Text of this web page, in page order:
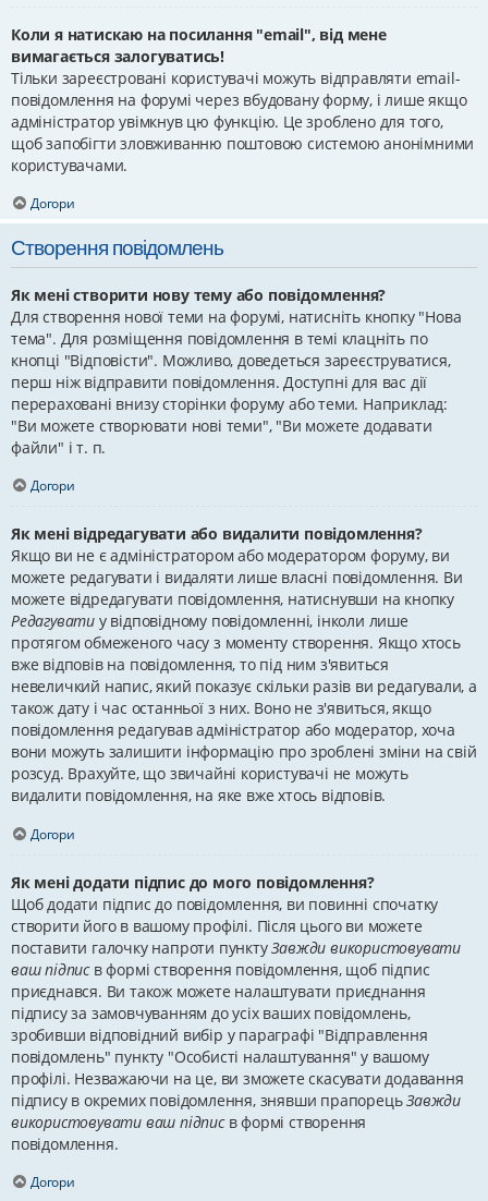
Коли я натискаю на посилання "email", від мене
вимагається залогуватись!
Тільки зареєстровані користувачі можуть відправляти email-
повідомлення на форумі через вбудовану форму, і лише якщо
адміністратор увімкнув цю функцію. Це зроблено для того,
щоб запобігти зловживанню поштовою системою анонімними
користувачами.
Догори
Створення повідомлень
Як мені створити нову тему або повідомлення?
Для створення нової теми на форумі, натисніть кнопку "Нова
тема". Для розміщення повідомлення в темі клацніть по
кнопці "Відповісти". Можливо, доведеться зареєструватися,
перш ніж відправити повідомлення. Доступні для вас дії
перераховані внизу сторінки форуму або теми. Наприклад:
"Ви можете створювати нові теми", "Ви можете додавати
файли" і т. п.
Догори
Як мені відредагувати або видалити повідомлення?
Якщо ви не є адміністратором або модератором форуму, ви
можете редагувати і видаляти лише власні повідомлення. Ви
можете відредагувати повідомлення, натиснувши на кнопку
Редагувати у відповідному повідомленні, інколи лише
протягом обмеженого часу з моменту створення. Якщо хтось
вже відповів на повідомлення, то під ним з'явиться
невеличкий напис, який показує скільки разів ви редагували, а
також дату і час останньої з них. Воно не з'явиться, якщо
повідомлення редагував адміністратор або модератор, хоча
вони можуть залишити інформацію про зроблені зміни на свій
розсуд. Врахуйте, що звичайні користувачі не можуть
видалити повідомлення, на яке вже хтось відповів.
Догори
Як мені додати підпис до мого повідомлення?
Щоб додати підпис до повідомлення, ви повинні спочатку
створити його в вашому профілі. Після цього ви можете
поставити галочку напроти пунктуЗавжди використовувати
ваш підписв формі створення повідомлення, щоб підпис
приєднався. Ви також можете налаштувати приєднання
підпису за замовчуванням до усіх ваших повідомлень,
зробивши відповідний вибір у параграфі "Відправлення
повідомлень" пункту "Особисті налаштування" у вашому
профілі. Незважаючи на це, ви зможете скасувати додавання
підпису в окремих повідомлення, знявши прапорецьЗавжди
використовувати ваш підписв формі створення
повідомлення.
Догори